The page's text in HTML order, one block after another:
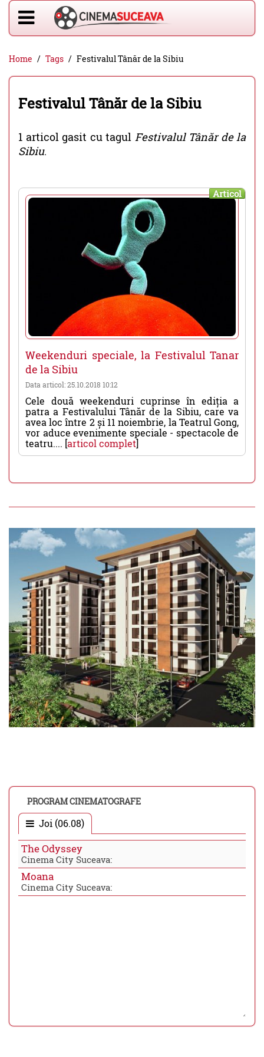
Home Tags Festivalul Tânăr de la Sibiu
Festivalul Tânăr de la Sibiu
1 articol gasit cu tagul Festivalul Tânăr de la
Sibiu.
Articol
Weekenduri speciale, la Festivalul Tanar
de la Sibiu
Data articol: 25.10.2018 10:12
Cele două weekenduri cuprinse în ediția a
patra a Festivalului Tânăr de la Sibiu, care va
avea loc între 2 și 11 noiembrie, la Teatrul Gong,
vor aduce evenimente speciale - spectacole de
teatru.... [articol complet]
PROGRAM CINEMATOGRAFE
Joi (06.08)
The Odyssey
Cinema City Suceava:
Moana
Cinema City Suceava: